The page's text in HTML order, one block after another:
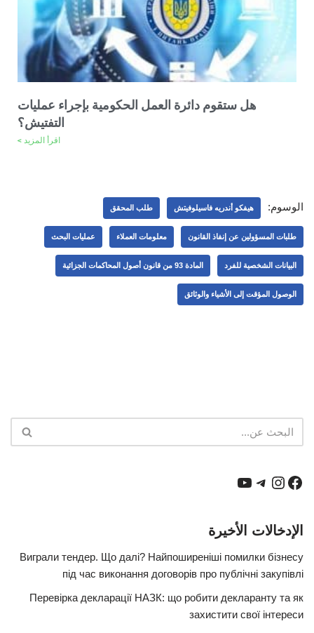
هل ستقوم دائرة العمل الحكومية بإجراء عمليات
التفتيش؟
اقرأ المزيد >
الوسوم: هيفكو أندريه فاسيلوفيتش طلب المحقق
طلبات المسؤولين عن إنفاذ القانون معلومات العملاء عمليات البحث
البيانات الشخصية للفرد المادة 93 من قانون أصول المحاكمات الجزائية
الوصول المؤقت إلى الأشياء والوثائق
الإدخالات الأخيرة
Виграли тендер. Що далі? Найпоширеніші помилки бізнесу
під час виконання договорів про публічні закупівлі
Перевірка декларації НАЗК: що робити декларанту та як
захистити свої інтереси